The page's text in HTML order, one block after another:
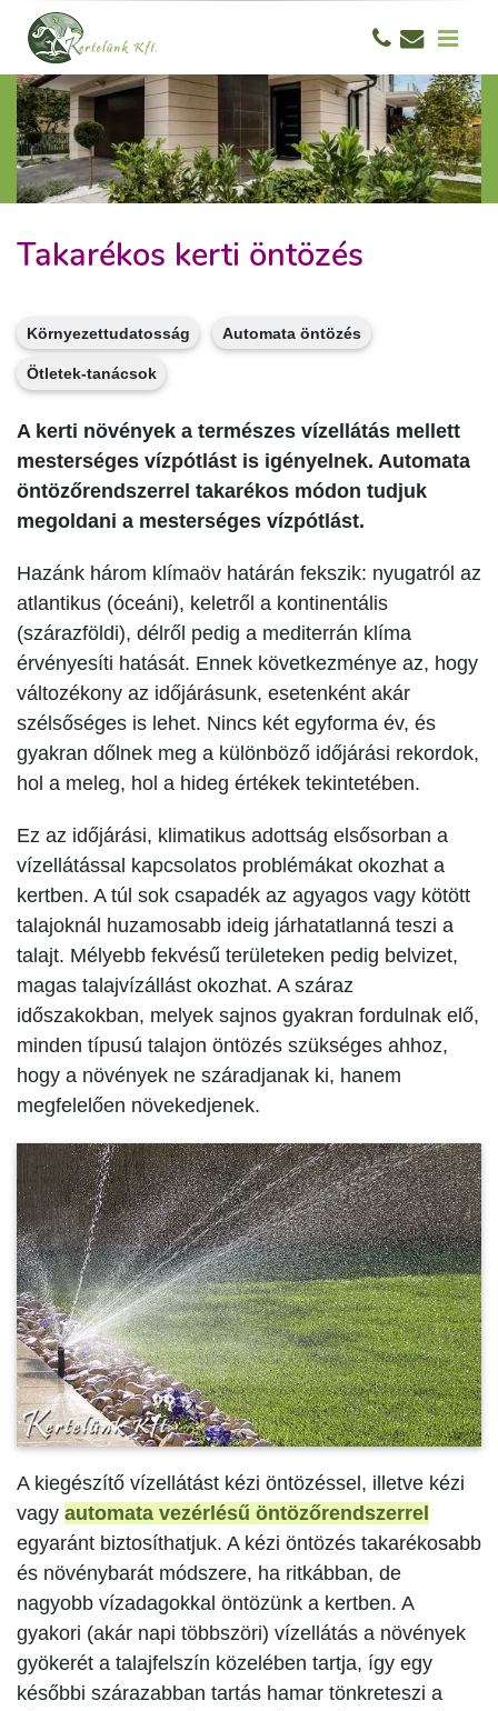
Takarékos kerti öntözés
Környezettudatosság Automata öntözés
Ötletek-tanácsok
A kerti növények a természes vízellátás mellett
mesterséges vízpótlást is igényelnek. Automata
öntözőrendszerrel takarékos módon tudjuk
megoldani a mesterséges vízpótlást.
Hazánk három klímaöv határán fekszik: nyugatról az
atlantikus (óceáni), keletről a kontinentális
(szárazföldi), délről pedig a mediterrán klíma
érvényesíti hatását. Ennek következménye az, hogy
változékony az időjárásunk, esetenként akár
szélsőséges is lehet. Nincs két egyforma év, és
gyakran dőlnek meg a különböző időjárási rekordok,
hol a meleg, hol a hideg értékek tekintetében.
Ez az időjárási, klimatikus adottság elsősorban a
vízellátással kapcsolatos problémákat okozhat a
kertben. A túl sok csapadék az agyagos vagy kötött
talajoknál huzamosabb ideig járhatatlanná teszi a
talajt. Mélyebb fekvésű területeken pedig belvizet,
magas talajvízállást okozhat. A száraz
időszakokban, melyek sajnos gyakran fordulnak elő,
minden típusú talajon öntözés szükséges ahhoz,
hogy a növények ne száradjanak ki, hanem
megfelelően növekedjenek.
A kiegészítő vízellátást kézi öntözéssel, illetve kézi
vagy automata vezérlésű öntözőrendszerrel
egyaránt biztosíthatjuk. A kézi öntözés takarékosabb
és növénybarát módszere, ha ritkábban, de
nagyobb vízadagokkal öntözünk a kertben. A
gyakori (akár napi többszöri) vízellátás a növények
gyökerét a talajfelszín közelében tartja, így egy
későbbi szárazabban tartás hamar tönkreteszi a